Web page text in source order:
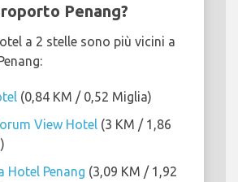
Penang?
a 2 stelle sono più vicini a
(0,84 KM / 0,52 Miglia)
View Hotel (3 KM / 1,86
Hotel Penang (3,09 KM / 1,92